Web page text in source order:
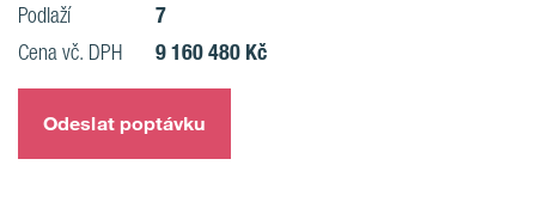
Podlaží 7
Cena vč. DPH 9 160 480 Kč
Odeslat poptávku